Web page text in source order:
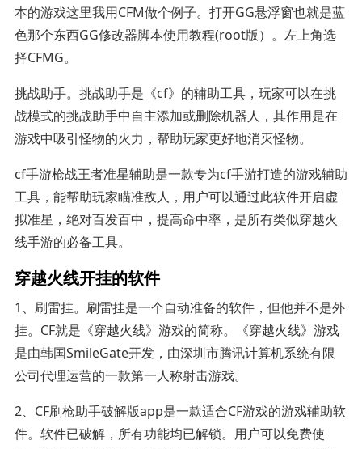
本的游戏这里我用CFM做个例子。打开GG悬浮窗也就是蓝
色那个东西GG修改器脚本使用教程(root版）。左上角选
择CFMG。
挑战助手。挑战助手是《cf》的辅助工具，玩家可以在挑
战模式的挑战助手中自主添加或删除机器人，其作用是在
游戏中吸引怪物的火力，帮助玩家更好地消灭怪物。
cf手游枪战王者准星辅助是一款专为cf手游打造的游戏辅助
工具，能帮助玩家瞄准敌人，用户可以通过此软件开启虚
拟准星，绝对百发百中，提高命中率，是所有类似穿越火
线手游的必备工具。
穿越火线开挂的软件
1、刷雷挂。刷雷挂是一个自动准备的软件，但他并不是外
挂。CF就是《穿越火线》游戏的简称。《穿越火线》游戏
是由韩国SmileGate开发，由深圳市腾讯计算机系统有限
公司代理运营的一款第一人称射击游戏。
2、CF刷枪助手破解版app是一款适合CF游戏的游戏辅助软
件。软件已破解，所有功能均已解锁。用户可以免费使